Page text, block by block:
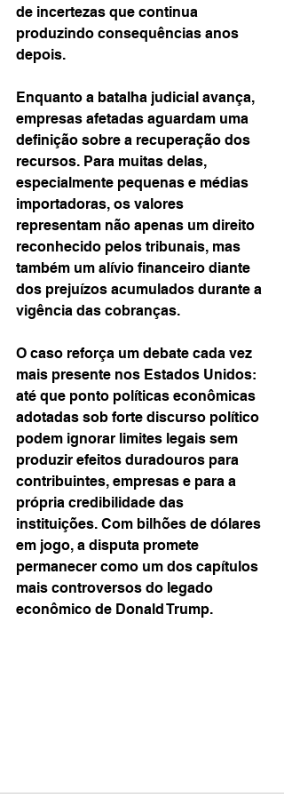
de incertezas que continua
produzindo consequências anos
depois.
Enquanto a batalha judicial avança,
empresas afetadas aguardam uma
definição sobre a recuperação dos
recursos. Para muitas delas,
especialmente pequenas e médias
importadoras, os valores
representam não apenas um direito
reconhecido pelos tribunais, mas
também um alívio financeiro diante
dos prejuízos acumulados durante a
vigência das cobranças.
O caso reforça um debate cada vez
mais presente nos Estados Unidos:
até que ponto políticas econômicas
adotadas sob forte discurso político
podem ignorar limites legais sem
produzir efeitos duradouros para
contribuintes, empresas e para a
própria credibilidade das
instituições. Com bilhões de dólares
em jogo, a disputa promete
permanecer como um dos capítulos
mais controversos do legado
econômico de Donald Trump.